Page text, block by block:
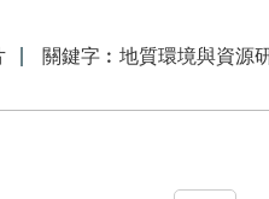
關鍵字︰地質環境與資源